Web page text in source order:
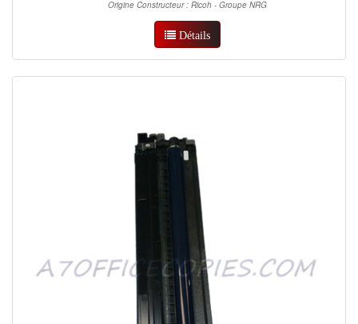
Origine Constructeur : Ricoh - Groupe NRG
Détails